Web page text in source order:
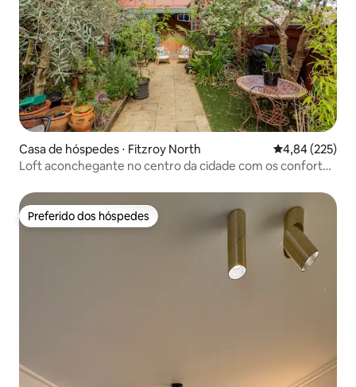
Casa de hóspedes ⋅ Fitzroy North 4,84 de uma
4,84 (225)
Loft aconchegante no centro da cidade com os confortos
Preferido dos hóspedes
Preferido dos hóspedes